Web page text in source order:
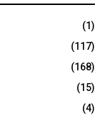
(1)
(117)
(168)
(15)
(4)